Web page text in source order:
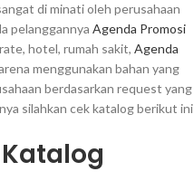
di minati oleh perusahaan
pelanggannya Agenda Promosi
hotel, rumah sakit, Agenda
menggunakan bahan yang
berdasarkan request yang
silahkan cek katalog berikut ini
Katalog